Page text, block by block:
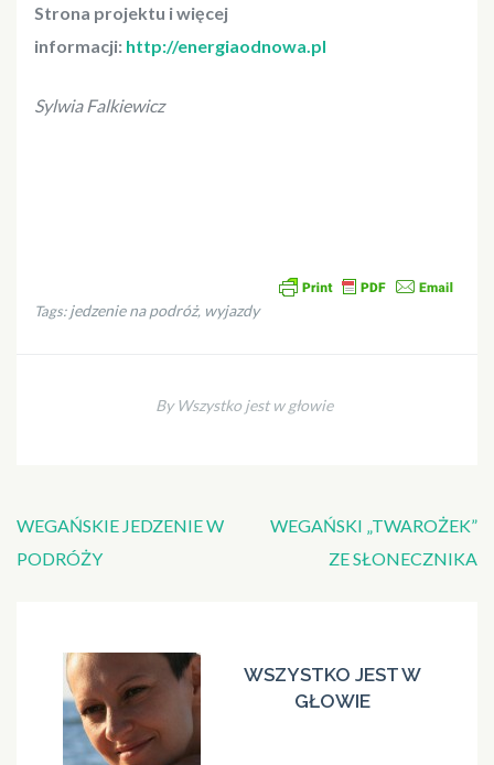
Strona projektu i więcej
informacji: http://energiaodnowa.pl
Sylwia Falkiewicz
Tags:jedzenie na podróż, wyjazdy
By Wszystko jest w głowie
Nawigacja
wpisu
WEGAŃSKIE JEDZENIE W
PODRÓŻY
WEGAŃSKI „TWAROŻEK”
ZE SŁONECZNIKA
WSZYSTKO JEST W
GŁOWIE